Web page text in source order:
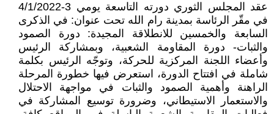
عقد المجلس الثوري دورته التاسعة يومي 3-4/1/2022
في مقّر الرئاسة بمدينة رام الله تحت عنوان: في الذكرى
السابعة والخمسين للانطلاقة المجيدة: دورة الصمود
والثبات- دورة المقاومة الشعبية، وبمشاركة الرئيس
وأعضاء اللجنة المركزية للحركة، وتوجّه الرئيس بكلمة
شاملة في افتتاح الدورة، استعرض فيها خطورة المرحلة
الراهنة وأهمية الصمود والثبات في مواجهة الاحتلال
والاستعمار الاستيطاني، وضرورة توسيع المشاركة في